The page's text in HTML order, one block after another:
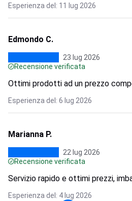
Esperienza del: 11 lug 2026
Edmondo C.
23 lug 2026
Recensione verificata
Ottimi prodotti ad un prezzo
Esperienza del: 6 lug 2026
Marianna P.
22 lug 2026
Recensione verificata
Servizio rapido e ottimi prezzi,
Esperienza del: 4 lug 2026